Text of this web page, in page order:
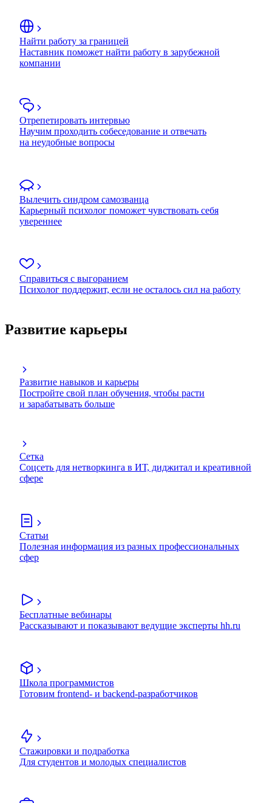
Найти работу за границей
Наставник поможет найти работу в зарубежной
компании
Отрепетировать интервью
Научим проходить собеседование и отвечать
на неудобные вопросы
Вылечить синдром самозванца
Карьерный психолог поможет чувствовать себя
увереннее
Справиться с выгоранием
Психолог поддержит, если не осталось сил на работу
Развитие карьеры
Развитие навыков и карьеры
Постройте свой план обучения, чтобы расти
и зарабатывать больше
Сетка
Соцсеть для нетворкинга в ИТ, диджитал и креативной
сфере
Статьи
Полезная информация из разных профессиональных
сфер
Бесплатные вебинары
Рассказывают и показывают ведущие эксперты hh.ru
Школа программистов
Готовим frontend- и backend-разработчиков
Стажировки и подработка
Для студентов и молодых специалистов